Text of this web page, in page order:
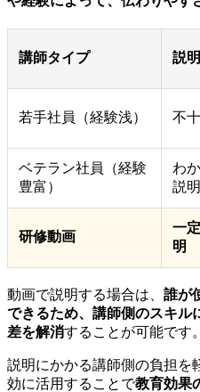
講師タイプ 説
若手社員（経験浅） 不
ベテラン社員（経験
豊富）
わ
説明
研修動画
一
明
動画で説明する場合は、 誰が
できるため、講師側のスキル
差を解消することが可能です。
説明にかかる講師側の負担を
効に活用することで教育効果